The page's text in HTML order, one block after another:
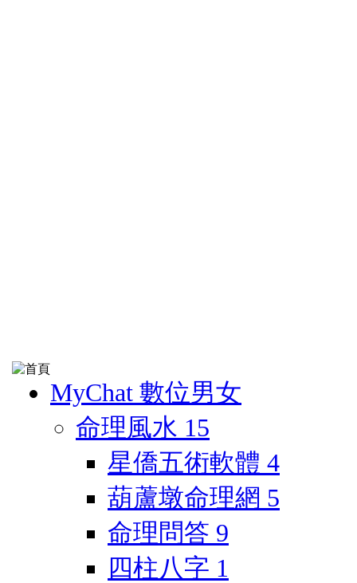
MyChat 數位男女
命理風水 15
星僑五術軟體 4
葫蘆墩命理網 5
命理問答 9
四柱八字 1